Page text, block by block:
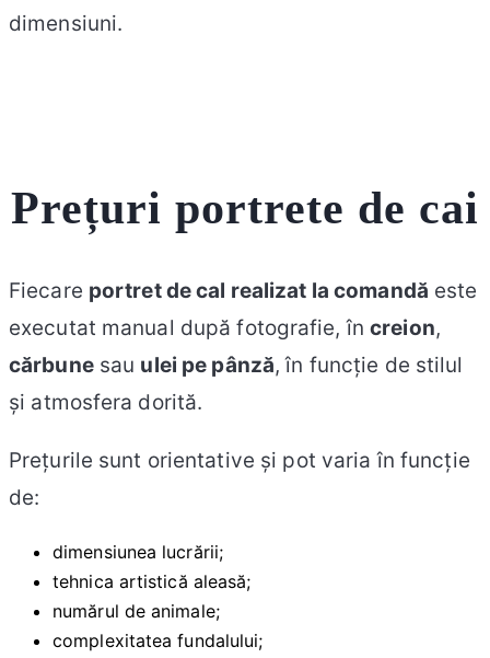
dimensiuni.
Prețuri portrete de cai
Fiecare portret de cal realizat la comandă este
executat manual după fotografie, încreion,
cărbunesau ulei pe pânză, în funcție de stilul
și atmosfera dorită.
Prețurile sunt orientative și pot varia în funcție
de:
dimensiunea lucrării;
tehnica artistică aleasă;
numărul de animale;
complexitatea fundalului;